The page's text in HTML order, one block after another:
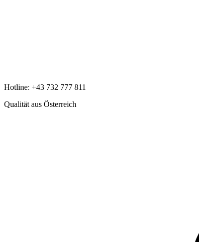
Hotline: +43 732 777 811
Qualität aus Österreich